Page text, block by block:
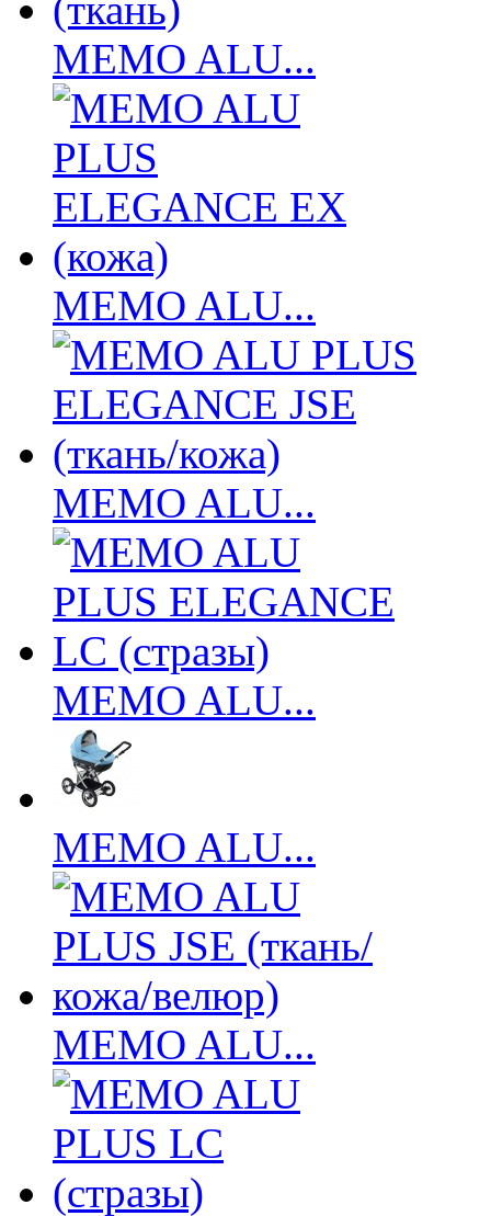
MEMO ALU...
MEMO ALU...
MEMO ALU...
MEMO ALU...
MEMO ALU...
MEMO ALU...